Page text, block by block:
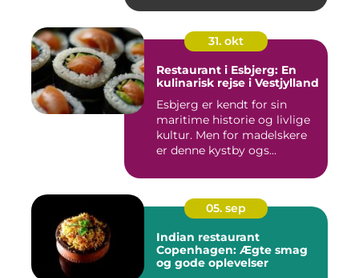
31. okt
Restaurant i Esbjerg: En
kulinarisk rejse i Vestjylland
Esbjerg er kendt for sin
maritime historie og livlige
kultur. Men for madelskere
er denne kystby ogs...
05. sep
Indian restaurant
Copenhagen: Ægte smag
og gode oplevelser